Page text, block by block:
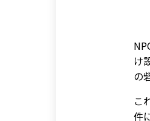
け
の
こ
件